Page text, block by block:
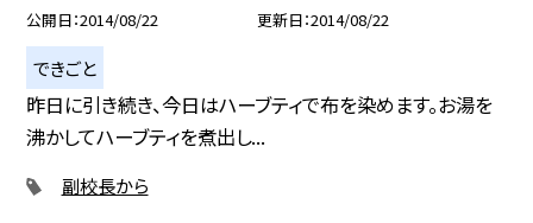
公開日 2014/08/22 更新日 2014/08/22
できごと
昨日に引き続き、今日はハーブティで布を染めます。お湯を
沸かしてハーブティを煮出し...
副校長から